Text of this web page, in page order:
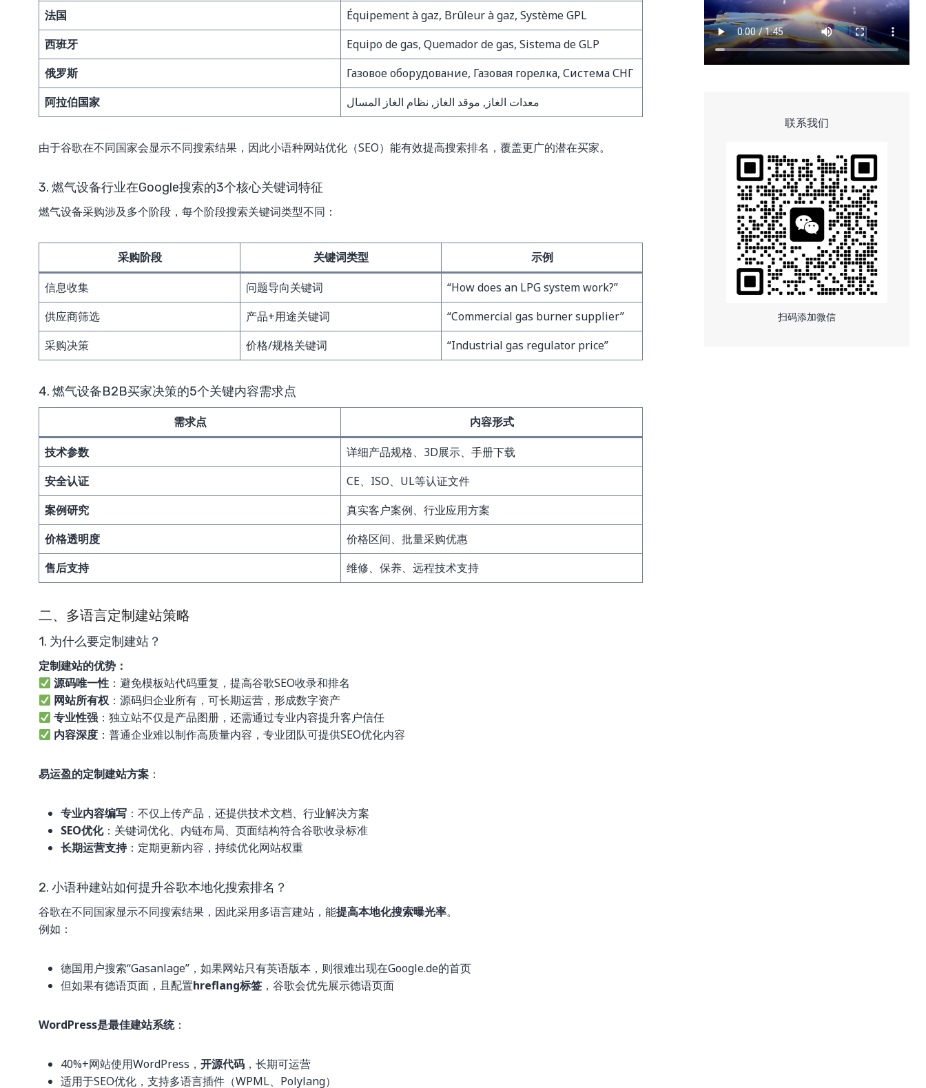
法国
Équipement à gaz, Brûleur à gaz, Système GPL
西班牙
Equipo de gas, Quemador de gas, Sistema de GLP
俄罗斯
Газовое оборудование, Газовая горелка, Система СНГ
阿拉伯国家
معدات الغاز, موقد الغاز, نظام الغاز المسال
由于谷歌在不同国家会显示不同搜索结果，因此小语种网站优化（SEO）能有效提高搜索排名，覆盖更广的潜在买家。
3. 燃气设备行业在Google搜索的3个核心关键词特征
燃气设备采购涉及多个阶段，每个阶段搜索关键词类型不同：
采购阶段 关键词类型
示例
信息收集
问题导向关键词
“How does an LPG system work?”
供应商筛选
产品+用途关键词
“Commercial gas burner supplier”
采购决策
价格/规格关键词 “Industrial gas regulator price”
4. 燃气设备B2B买家决策的5个关键内容需求点
需求点
内容形式
技术参数
详细产品规格、3D展示、手册下载
安全认证
CE、ISO、UL等认证文件
案例研究
真实客户案例、行业应用方案
价格透明度
价格区间、批量采购优惠
售后支持
维修、保养、远程技术支持
二、多语言定制建站策略
1. 为什么要定制建站？
定制建站的优势：
源码唯一性 ：避免模板站代码重复，提高谷歌SEO收录和排名
网站所有权 ：源码归企业所有，可长期运营，形成数字资产
专业性强 ：独立站不仅是产品图册，还需通过专业内容提升客户信任
内容深度 ：普通企业难以制作高质量内容，专业团队可提供SEO优化内容
易运盈的定制建站方案 ：
专业内容编写 ：不仅上传产品，还提供技术文档、行业解决方案
SEO优化：关键词优化、内链布局、页面结构符合谷歌收录标准
长期运营支持：定期更新内容，持续优化网站权重
2. 小语种建站如何提升谷歌本地化搜索排名？
谷歌在不同国家显示不同搜索结果，因此采用多语言建站，能提高本地化搜索曝光率。
例如：
德国用户搜索“Gasanlage”，如果网站只有英语版本，则很难出现在Google.de的首页
但如果有德语页面，且配置hreflang标签 ，谷歌会优先展示德语页面
WordPress是最佳建站系统：
40%+网站使用WordPress， 开源代码 ，长期可运营
适用于SEO优化，支持多语言插件（WPML、Polylang）
联系我们
扫码添加微信